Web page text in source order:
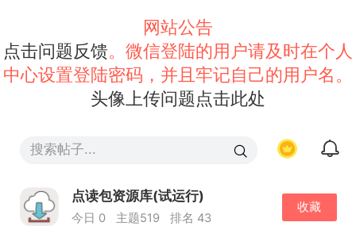
网站公告
点击问题反馈。微信登陆的用户请及时在个人
中心设置登陆密码，并且牢记自己的用户名。
头像上传问题点击此处
点读包资源库(试运行)
今日 0 主题519 排名 43
收藏